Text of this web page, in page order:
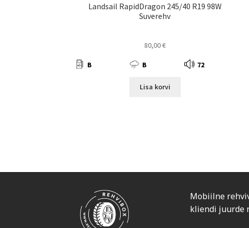
Landsail RapidDragon 245/40 R19 98W
Suverehv
80,00€
B B 72
Lisa korvi
Mobiilne
kliendi juurde